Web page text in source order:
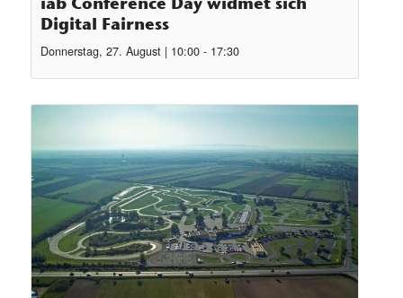
Digital Fairness
Donnerstag, 27. August | 10:00 - 17:30